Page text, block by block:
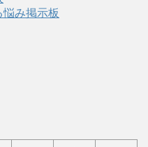
み掲示板